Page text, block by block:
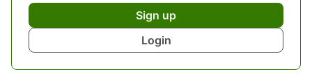
Sign up
Login